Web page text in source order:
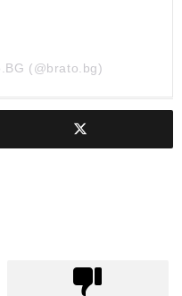
(@brato.bg)